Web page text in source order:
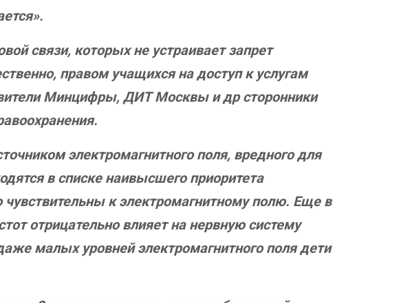
связи, которых не устраивает запрет
правом учащихся на доступ к услугам
Минцифры, ДИТ Москвы и др сторонники
электромагнитного поля, вредного для
в списке наивысшего приоритета
к электромагнитному полю. Еще в
отрицательно влияет на нервную систему
малых уровней электромагнитного поля дети